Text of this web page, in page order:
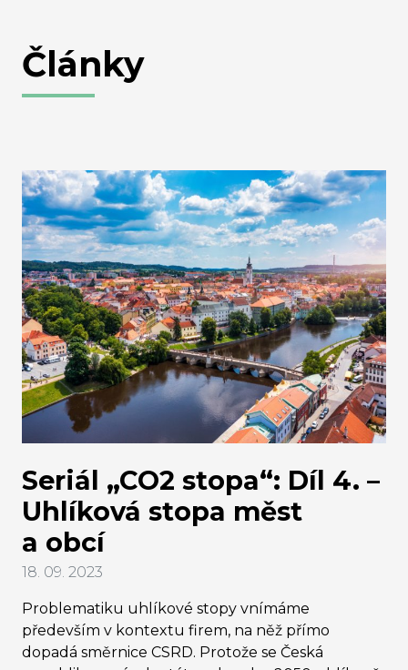
Články
Seriál „CO2 stopa“: Díl 4. –
Uhlíková stopa měst
a obcí
18. 09. 2023
Problematiku uhlíkové stopy vnímáme
především v kontextu firem, na něž přímo
dopadá směrnice CSRD. Protože se Česká